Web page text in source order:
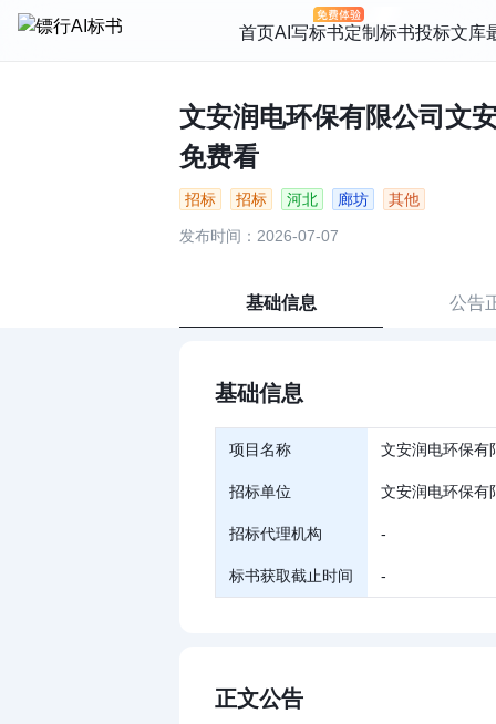
首页AI写标书定制标书投标文库
文安润电环保有限公司文
免费看
招标 招标 河北 廊坊 其他
发布时间：2026-07-07
基础信息 公告
基础信息
项目名称 文安润电环保有
招标单位 文安润电环保有
招标代理机构 -
标书获取截止时间 -
正文公告